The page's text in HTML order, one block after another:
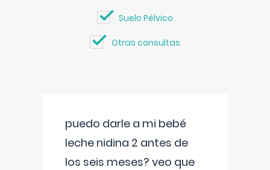
Suelo Pélvico
Otras consultas
puedo darle a mi bebé
leche nidina 2 antes de
los seis meses? veo que